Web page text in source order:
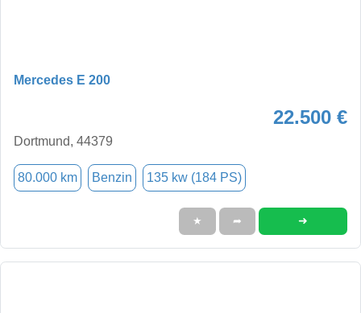
Mercedes E 200
22.500 €
Dortmund, 44379
80.000 km Benzin 135 kw (184 PS)
★ ➦ ➜